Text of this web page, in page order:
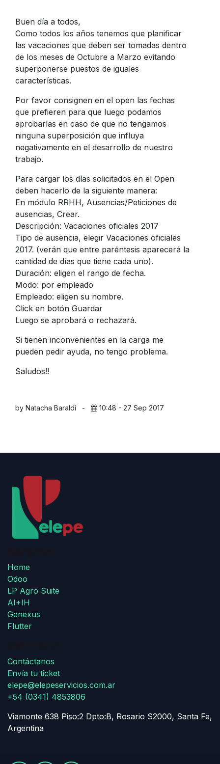
Buen día a todos,
Como todos los años tenemos que planificar
las vacaciones que deben ser tomadas dentro
de los meses de Octubre a Marzo evitando
superponerse puestos de iguales
características.
Por favor consignen en el open las fechas
que prefieren para que luego podamos
aprobarlas en caso de que no tengamos
ninguna superposición que influya
negativamente en el desarrollo de nuestro
trabajo.
Para cargar los días solicitados en el Open
deben hacerlo de la siguiente manera:
En módulo RRHH, Ausencias/Peticiones de
ausencias, Crear.
Descripción: Vacaciones oficiales 2017
Tipo de ausencia, elegir Vacaciones oficiales
2017. (verán que entre paréntesis aparecerá la
cantidad de días que tiene cada uno).
Duración: eligen el rango de fecha.
Modo: por empleado
Empleado: eligen su nombre.
Click en botón Guardar
Luego se aprobará o rechazará.
Si tienen inconvenientes en la carga me
pueden pedir ayuda, no tengo problema.
Saludos!!
by Natacha Baraldi - 10:48 - 27 Sep 2017
Home
Odoo
LP Agro Suite
AI+IH
Genexus
Flutter
Contáctanos
Envía tu ticket
elepe@elepeservicios.com.ar
+54 (0341) 4853806
Viamonte 638 Piso:2 Dpto:B, Rosario S2000, Santa Fe,
Argentina